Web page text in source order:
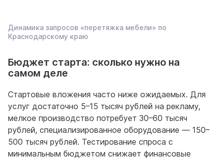
Динамика запросов «перетяжка мебели» по
Краснодарскому краю
Бюджет старта: сколько нужно на
самом деле
Стартовые вложения часто ниже ожидаемых. Для
услуг достаточно 5–15 тысяч рублей на рекламу,
мелкое производство потребует 30–60 тысяч
рублей, специализированное оборудование — 150–
500 тысяч рублей. Тестирование спроса с
минимальным бюджетом снижает финансовые